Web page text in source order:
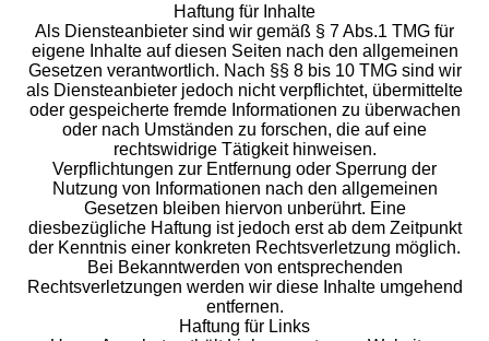
Haftung für Inhalte
Als Diensteanbieter sind wir gemäß § 7 Abs.1 TMG für
eigene Inhalte auf diesen Seiten nach den allgemeinen
Gesetzen verantwortlich. Nach §§ 8 bis 10 TMG sind wir
als Diensteanbieter jedoch nicht verpflichtet, übermittelte
oder gespeicherte fremde Informationen zu überwachen
oder nach Umständen zu forschen, die auf eine
rechtswidrige Tätigkeit hinweisen.
Verpflichtungen zur Entfernung oder Sperrung der
Nutzung von Informationen nach den allgemeinen
Gesetzen bleiben hiervon unberührt. Eine
diesbezügliche Haftung ist jedoch erst ab dem Zeitpunkt
der Kenntnis einer konkreten Rechtsverletzung möglich.
Bei Bekanntwerden von entsprechenden
Rechtsverletzungen werden wir diese Inhalte umgehend
entfernen.
Haftung für Links